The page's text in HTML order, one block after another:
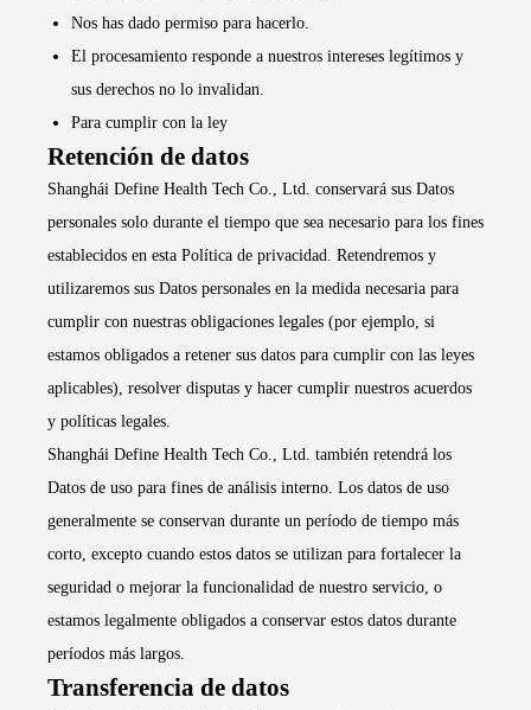
Nos has dado permiso para hacerlo.
El procesamiento responde a nuestros intereses legítimos y
sus derechos no lo invalidan.
Para cumplir con la ley
Retención de datos
Shanghái Define Health Tech Co., Ltd. conservará sus Datos
personales solo durante el tiempo que sea necesario para los fines
establecidos en esta Política de privacidad. Retendremos y
utilizaremos sus Datos personales en la medida necesaria para
cumplir con nuestras obligaciones legales (por ejemplo, si
estamos obligados a retener sus datos para cumplir con las leyes
aplicables), resolver disputas y hacer cumplir nuestros acuerdos
y políticas legales.
Shanghái Define Health Tech Co., Ltd. también retendrá los
Datos de uso para fines de análisis interno. Los datos de uso
generalmente se conservan durante un período de tiempo más
corto, excepto cuando estos datos se utilizan para fortalecer la
seguridad o mejorar la funcionalidad de nuestro servicio, o
estamos legalmente obligados a conservar estos datos durante
períodos más largos.
Transferencia de datos